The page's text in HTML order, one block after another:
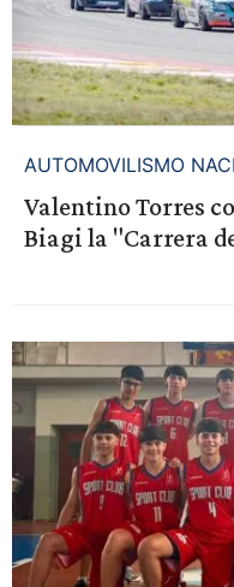
AUTOMOVILISMO
Valentino Torres
Biagi la "Carrera